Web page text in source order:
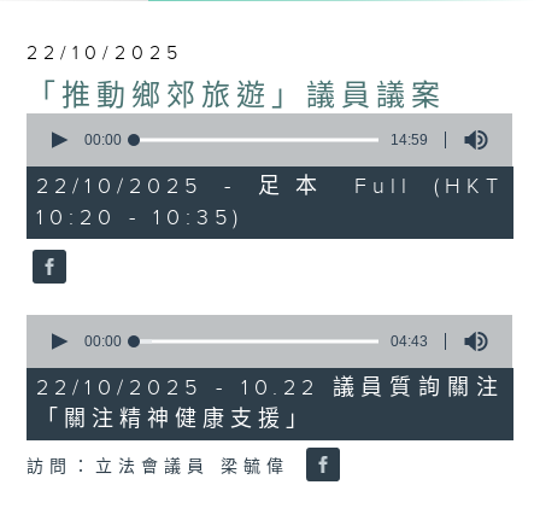
22/10/2025
「推動鄉郊旅遊」議員議案
seconds
14
minutes,
59
seconds
00:00 14:59
22/10/2025 - 足本 Full (HKT
10:20 - 10:35)
seconds
4
minutes,
43
seconds
00:00 04:43
22/10/2025 - 10.22 議員質詢關注
「關注精神健康支援」
訪問：立法會議員 梁毓偉